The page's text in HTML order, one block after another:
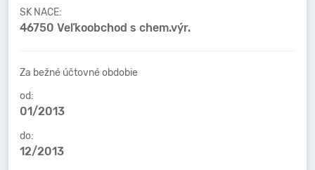
SK NACE:
46750 Veľkoobchod s chem.výr.
Za bežné účtovné obdobie
od:
01/2013
do:
12/2013